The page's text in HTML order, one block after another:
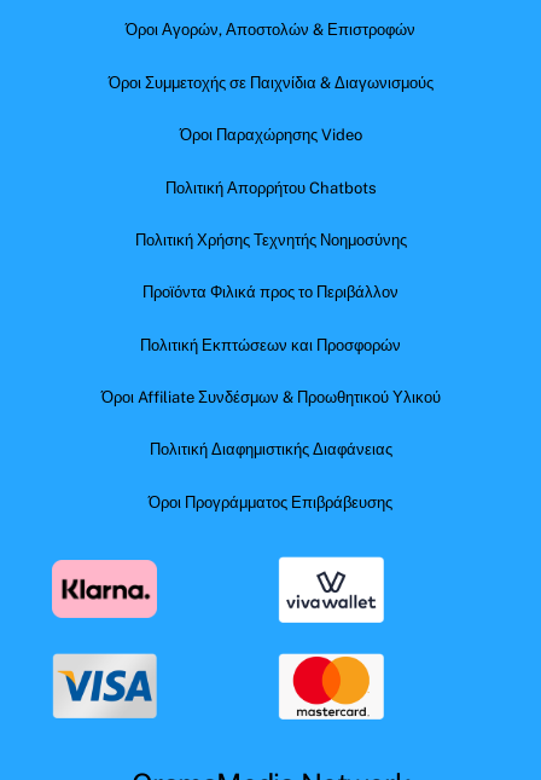
Όροι Αγορών, Αποστολών & Επιστροφών
Όροι Συμμετοχής σε Παιχνίδια & Διαγωνισμούς
Όροι Παραχώρησης Video
Πολιτική Απορρήτου Chatbots
Πολιτική Χρήσης Τεχνητής Νοημοσύνης
Προϊόντα Φιλικά προς το Περιβάλλον
Πολιτική Εκπτώσεων και Προσφορών
Όροι Affiliate Συνδέσμων & Προωθητικού Υλικού
Πολιτική Διαφημιστικής Διαφάνειας
Όροι Προγράμματος Επιβράβευσης